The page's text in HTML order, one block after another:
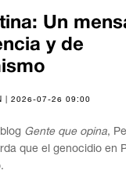
Un
y de
| 2026-07-26 09:00
Gente que opina,
que el genocidio en